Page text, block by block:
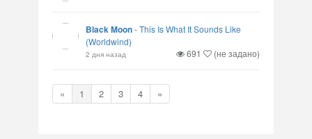
Black Moon-This Is What It Sounds Like
(Worldwind)
2 дня назад 691 (не задано)
« 1 2 3 4 »